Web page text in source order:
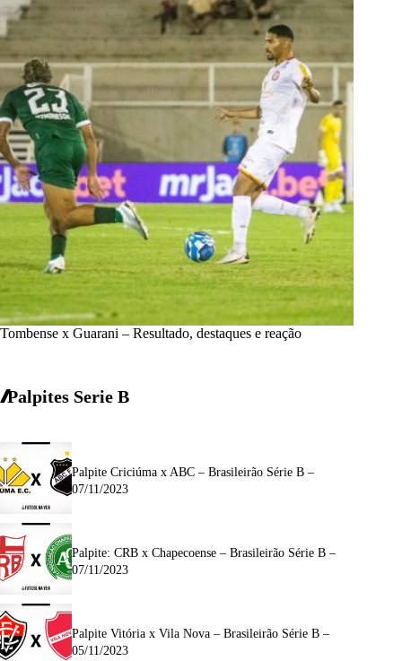
Tombense x Guarani – Resultado, destaques e reação
Palpites Serie B
Palpite Criciúma x ABC – Brasileirão Série B –
07/11/2023
Palpite: CRB x Chapecoense – Brasileirão Série B –
07/11/2023
Palpite Vitória x Vila Nova – Brasileirão Série B –
05/11/2023